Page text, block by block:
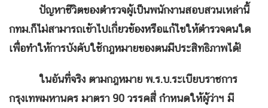
ปัญหาชีวิตของตำรวจผู้เป็นพนักงานสอบสวนเหล่านี้
กทม.ก็ไม่สามารถเข้าไปเกี่ยวข้องหรือแก้ไขให้ตำรวจคนใด
เพื่อทำให้การบังคับใช้กฎหมายของตนมีประสิทธิภาพได้!
ในอันที่จริง ตามกฎหมาย พ.ร.บ.ระเบียบราชการ
กรุงเทพมหานคร มาตรา 90 วรรคสี่ กำหนดให้ผู้ว่าฯ มี